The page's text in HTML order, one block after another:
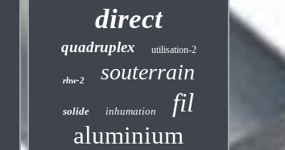
direct
quadruplex utilisation-2
rhw-2 souterrain
solide inhumation fil
aluminium